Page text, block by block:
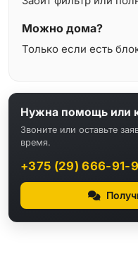
Можно дома?
Только если есть
Нужна помощь или
Звоните или оставьте
время.
+375 (29) 666-91-